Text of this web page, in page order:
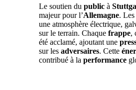
Le soutien du public à
majeur pour l’Allemagne. Les
une atmosphère électrique,
sur le terrain. Chaque frappe,
été acclamé, ajoutant une
sur les adversaires. Cette
contribué à la performance